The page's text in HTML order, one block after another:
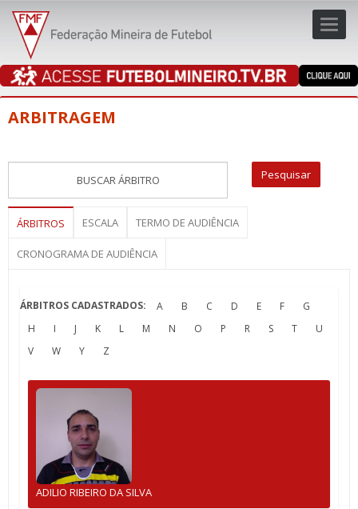
ARBITRAGEM
ÁRBITROS ESCALA TERMO DE AUDIÊNCIA
CRONOGRAMA DE AUDIÊNCIA
ÁRBITROS CADASTRADOS: A B C D E F
G
H
I J K L M N O P R S T
U
V
W Y Z
ADILIO RIBEIRO DA SILVA